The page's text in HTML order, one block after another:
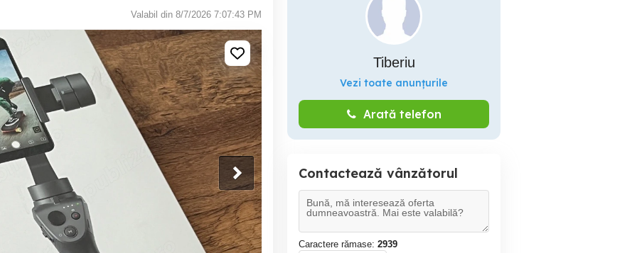
Valabil din 8/7/2026 7:07:43 PM
Tiberiu
Vezi toate anunțurile
Arată telefon
Contactează vânzătorul
Caractere rămase: 2939